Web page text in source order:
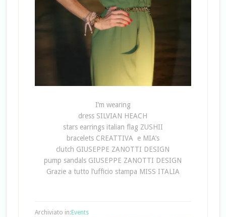
I’m wearing
dress SILVIAN HEACH
stars earrings italian flag ZUSHII
bracelets CREATTIVA e MIA’s
clutch GIUSEPPE ZANOTTI DESIGN
pump sandals GIUSEPPE ZANOTTI DESIGN
Grazie a tutto l’ufficio stampa MISS ITALIA
Archiviato in:Events